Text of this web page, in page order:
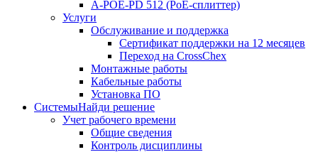
A-POE-PD 512 (PoE-сплиттер)
Услуги
Обслуживание и поддержка
Сертификат поддержки на 12 месяцев
Переход на CrossChex
Монтажные работы
Кабельные работы
Установка ПО
СистемыНайди решение
Учет рабочего времени
Общие сведения
Контроль дисциплины